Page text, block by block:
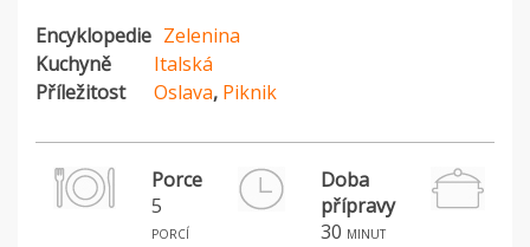
Encyklopedie Zelenina
Kuchyně
Italská
Příležitost
Oslava, Piknik
Porce
5
porcí
Doba
přípravy
30 minut